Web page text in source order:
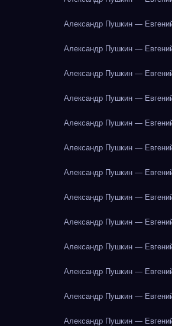
Александр Пушкин —
Александр Пушкин —
Александр Пушкин —
Александр Пушкин —
Александр Пушкин —
Александр Пушкин —
Александр Пушкин —
Александр Пушкин —
Александр Пушкин —
Александр Пушкин —
Александр Пушкин —
Александр Пушкин —
Александр Пушкин —